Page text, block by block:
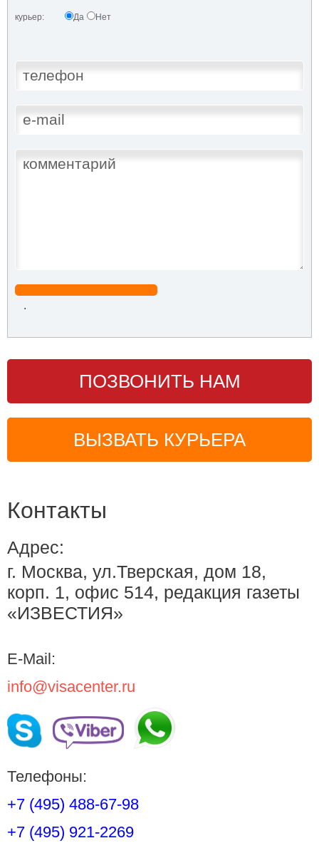
курьер: Да Нет
.
ПОЗВОНИТЬ НАМ
ВЫЗВАТЬ КУРЬЕРА
Контакты
Адрес:
г. Москва, ул.Тверская, дом 18,
корп. 1, офис 514, редакция газеты
«ИЗВЕСТИЯ»
E-Mail:
info@visacenter.ru
Телефоны:
+7 (495) 488-67-98
+7 (495) 921-2269